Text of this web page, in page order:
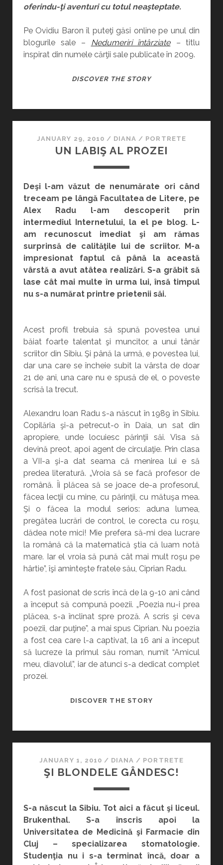
oferindu-ţi aventuri cu totul neaşteptate.
Pe Ovidiu Baron îl puteţi găsi online pe unul din
blogurile sale – Nedumeriri întârziate–titlu
inspirat din numele cărţii sale publicate în 2009.
DISCOVER THE STORYUNŞPELE
JANUARY 29, 2010 / DIANA / PORTRETE
UN LABIŞ AL PROZEI
Deşi l-am văzut de nenumărate ori când
treceam pe lângă Facultatea de Litere, pe
Alex Radu l-am descoperit prin
intermediul Internetului, la el pe blog. L-
am recunoscut imediat şi am rămas
surprinsă de calităţile lui de scriitor. M-a
impresionat faptul că până la această
vârstă a avut atâtea realizări. S-a grăbit să
lase cât mai multe în urma lui, însă timpul
nu s-a numărat printre prietenii săi.
Acest profil trebuia să spună povestea unui
băiat foarte talentat şi muncitor, a unui tânăr
scriitor din Sibiu. Şi până la urmă, e povestea lui,
dar una care se încheie subit la vârsta de doar
21 de ani, una care nu e spusă de el, o poveste
scrisă la trecut.
Alexandru Ioan Radu s-a născut în 1989 în Sibiu.
Copilăria şi-a petrecut-o în Daia, un sat din
apropiere, unde locuiesc părinţii săi. Visa să
devină preot, apoi agent de circulaţie. Prin clasa
a VII-a şi-a dat seama că menirea lui e să
predea literatură. „Vroia să se facă profesor de
română. Îi plăcea să se joace de-a profesorul,
făcea lecţii cu mine, cu părinţii, cu mătuşa mea.
Şi o făcea la modul serios: aduna lumea,
pregătea lucrări de control, le corecta cu roşu,
dădea note mici! Mie prefera să-mi dea lucrare
la română că la matematică ştia că luam notă
mare. Iar el vroia să pună cât mai mult roşu pe
hârtie”, îşi aminteşte fratele său, Ciprian Radu.
A fost pasionat de scris încă de la 9-10 ani când
a început să compună poezii. „Poezia nu-i prea
plăcea, s-a înclinat spre proză. A scris şi ceva
poezii, dar puţine”, a mai spus Ciprian. Nu poezia
a fost cea care l-a captivat, la 16 ani a început
să lucreze la primul său roman, numit “Amicul
meu, diavolul”, iar de atunci s-a dedicat complet
prozei.
DISCOVER THE STORYUN
JANUARY 1, 2010 / DIANA / PORTRETE
ŞI BLONDELE GÂNDESC!
S-a născut la Sibiu. Tot aici a făcut şi liceul.
Brukenthal. S-a înscris apoi la
Universitatea de Medicină şi Farmacie din
Cluj – specializarea stomatologie.
Studenţia nu i s-a terminat încă, doar a